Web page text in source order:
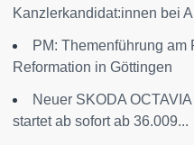
Kanzlerkandidat:innen bei
PM: Themenführung am
Reformation in Göttingen
Neuer SKODA
startet ab sofort ab 36.009...